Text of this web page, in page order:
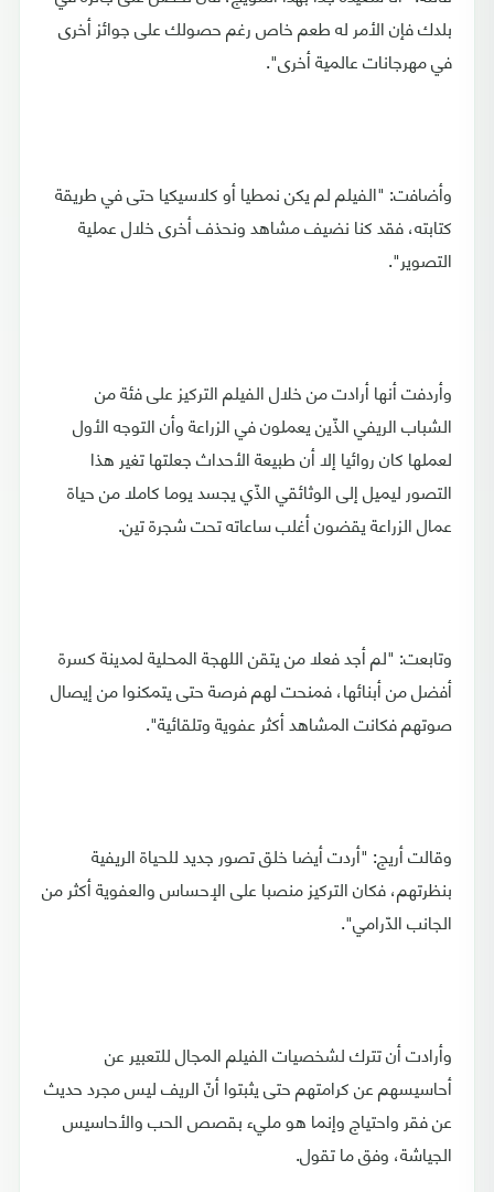
بلدك فإن الأمر له طعم خاص رغم حصولك على جوائز أخرى
في مهرجانات عالمية أخرى".
وأضافت: "الفيلم لم يكن نمطيا أو كلاسيكيا حتى في طريقة
كتابته، فقد كنا نضيف مشاهد ونحذف أخرى خلال عملية
التصوير".
وأردفت أنها أرادت من خلال الفيلم التركيز على فئة من
الشباب الريفي الذّين يعملون في الزراعة وأن التوجه الأول
لعملها كان روائيا إلا أن طبيعة الأحداث جعلتها تغير هذا
التصور ليميل إلى الوثائقي الذّي يجسد يوما كاملا من حياة
عمال الزراعة يقضون أغلب ساعاته تحت شجرة تين.
وتابعت: "لم أجد فعلا من يتقن اللهجة المحلية لمدينة كسرة
أفضل من أبنائها، فمنحت لهم فرصة حتى يتمكنوا من إيصال
صوتهم فكانت المشاهد أكثر عفوية وتلقائية".
وقالت أريج: "أردت أيضا خلق تصور جديد للحياة الريفية
بنظرتهم، فكان التركيز منصبا على الإحساس والعفوية أكثر من
الجانب الدّرامي".
وأرادت أن تترك لشخصيات الفيلم المجال للتعبير عن
أحاسيسهم عن كرامتهم حتى يثبتوا أنّ الريف ليس مجرد حديث
عن فقر واحتياج وإنما هو مليء بقصص الحب والأحاسيس
الجياشة، وفق ما تقول.